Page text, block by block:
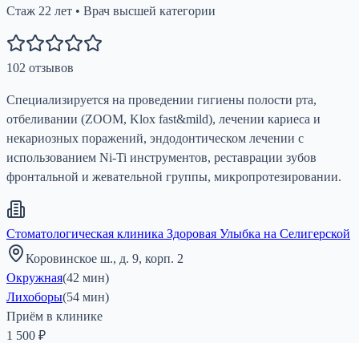
Стаж 22 лет • Врач высшей категории
102 отзывов
Специализируется на проведении гигиены полости рта,
отбеливании (ZOOM, Klox fast&mild), лечении кариеса и
некариозных поражений, эндодонтическом лечении с
использованием Ni-Ti инструментов, реставрации зубов
фронтальной и жевательной группы, микропротезировании.
Стоматологическая клиника Здоровая Улыбка на Селигерской
Коровинское ш., д. 9, корп. 2
Окружная(42 мин)
Лихоборы(54 мин)
Приём в клинике
1 500 ₽